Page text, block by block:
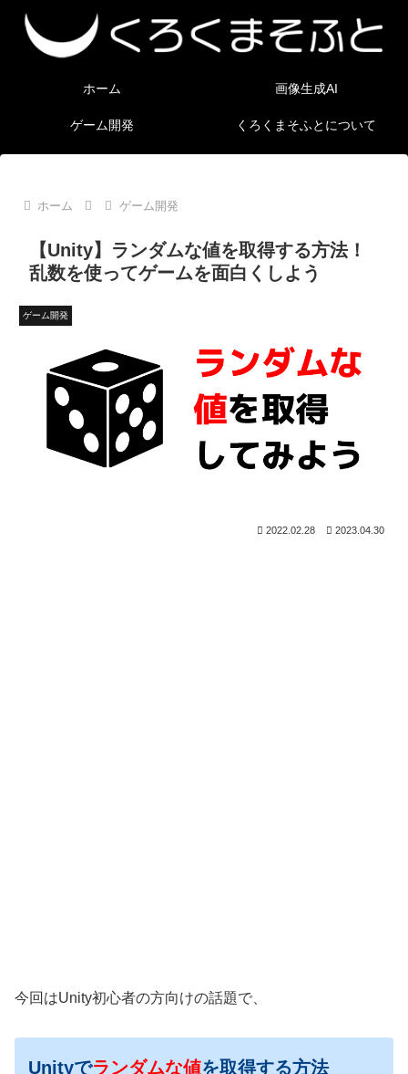
ホーム 画像生成AI
ゲーム開発 くろくまそふとについて
ホーム ゲーム開発
【Unity】ランダムな値を取得する方法！
乱数を使ってゲームを面白くしよう
ゲーム開発
2022.02.28 2023.04.30
今回はUnity初心者の方向けの話題で、
Unityでランダムな値を取得する方法